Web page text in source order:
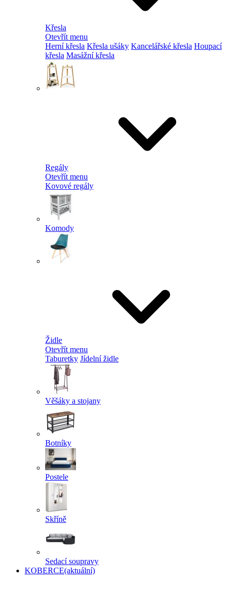
Křesla
Otevřít menu
Herní křesla Křesla ušáky Kancelářské křesla Houpací
křesla Masážní křesla
Regály
Otevřít menu
Kovové regály
Komody
Židle
Otevřít menu
Taburetky Jídelní židle
Věšáky a stojany
Botníky
Postele
Skříně
Sedací soupravy
KOBERCE(aktuální)